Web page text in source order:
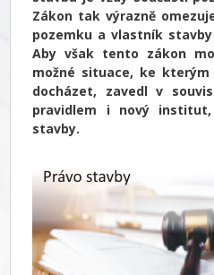
Zákon tak výrazně
pozemku a vlastník
Aby však tento zákon
možné situace, ke
docházet, zavedl v
pravidlem i nový
stavby.